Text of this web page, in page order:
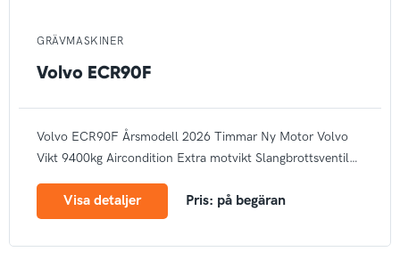
GRÄVMASKINER
Volvo ECR90F
Volvo ECR90F Årsmodell 2026 Timmar Ny Motor Volvo
Vikt 9400kg Aircondition Extra motvikt Slangbrottsventil
AutogasCE märke
Visa detaljer Pris: på begäran